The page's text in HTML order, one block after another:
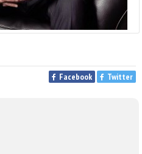
Facebook
Twitter